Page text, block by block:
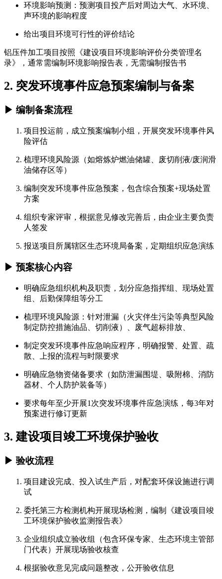
环境影响预测：预测项目投产后对周边大气、水环境、
声环境的影响程度
给出项目环境可行性的评价结论
铝压件加工项目按照《建设项目环境影响评价分类管理名
录》，通常需编制环境影响报告表，无需编制报告书
2. 突发环境事件应急预案编制与备案
▶ 编制备案流程
项目投运前，成立预案编制小组，开展突发环境事件风
险评估
梳理环境风险源（如熔炼炉燃油储罐、废切削液/废润滑
油储存区等）
编制突发环境事件应急预案，包含综合预案+现场处置
方案
组织专家评审，根据意见修改完善后，由企业主要负责
人签发
报送项目所属辖区生态环境局备案，定期组织应急演练
▶ 预案核心内容
明确应急组织机构及职责，划分应急指挥组、现场处置
组、后勤保障组等分工
梳理环境风险源：针对泄漏（火灾伴生污染等典型风险
制定防控措施油品、切削液）、废气超标排放、
制定突发环境事件应急响应程序，明确报警、处置、疏
散、上报的流程与时限要求
明确应急物资储备要求（如防泄漏围堤、吸附棉、消防
器材、个人防护装备等）
要求每年至少开展1次突发环境事件应急演练，每3年对
预案进行修订更新
3. 建设项目竣工环境保护验收
▶ 验收流程
项目建设完成、投入试生产后，对配套环保设施进行调
试
委托第三方检测机构开展现场检测，编制《建设项目竣
工环境保护验收监测报告表》
企业组织成立验收组（包含环保专家、生态环境主管部
门代表）开展现场验收核查
根据验收意见完成问题整改，公开验收信息